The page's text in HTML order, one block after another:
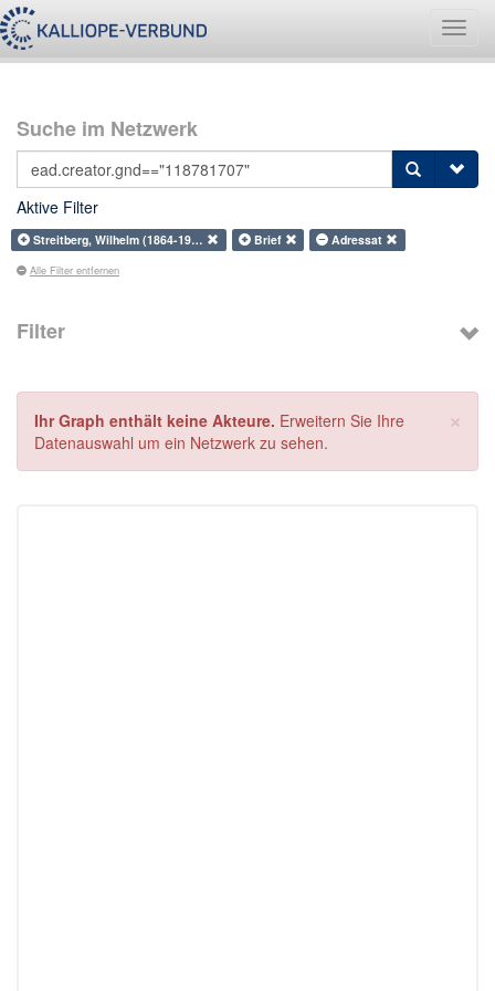
Suche im Netzwerk
Aktive Filter
Streitberg, Wilhelm (1864-19… Brief Adressat
Alle Filter entfernen
Filter
×
Ihr Graph enthält keine Akteure. Erweitern Sie Ihre
Datenauswahl um ein Netzwerk zu sehen.